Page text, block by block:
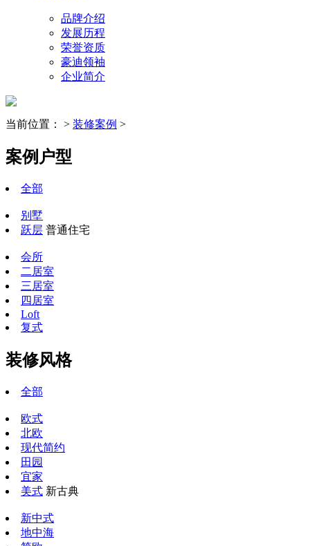
品牌介绍
发展历程
荣誉资质
豪迪领袖
企业简介
当前位置： > 装修案例 >
案例户型
全部
别墅
跃层 普通住宅
会所
二居室
三居室
四居室
Loft
复式
装修风格
全部
欧式
北欧
现代简约
田园
宜家
美式 新古典
新中式
地中海